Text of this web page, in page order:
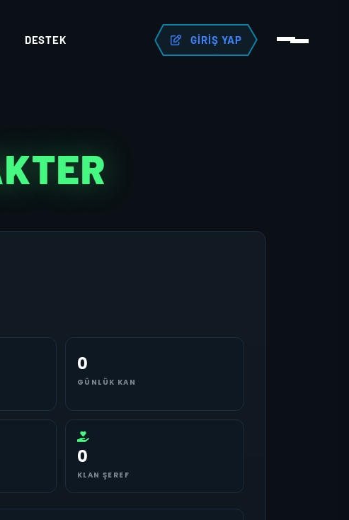
DESTEK GIRIŞ YAP
0
GÜNLÜK KAN
0
KLAN ŞEREF